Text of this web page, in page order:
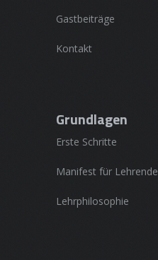
Gastbeiträge
Kontakt
Grundlagen
Erste Schritte
Manifest für Lehrende
Lehrphilosophie